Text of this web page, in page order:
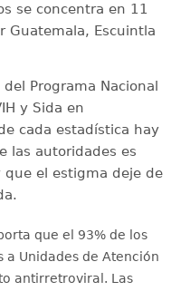
se concentra en 11
Guatemala, Escuintla
Programa Nacional
y Sida en
cada estadística hay
las autoridades es
el estigma deje de
que el 93% de los
a Unidades de Atención
antirretroviral . Las